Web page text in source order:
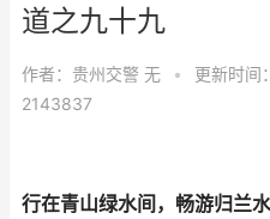
道之九十九
作者：贵州交警 无 • 更新时间
2143837
行在青山绿水间，畅游归兰